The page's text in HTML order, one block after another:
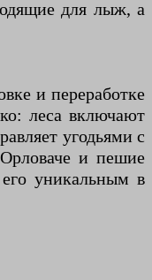
для лыж, а
и переработке
леса включают
угодьями с
и пешие
уникальным в